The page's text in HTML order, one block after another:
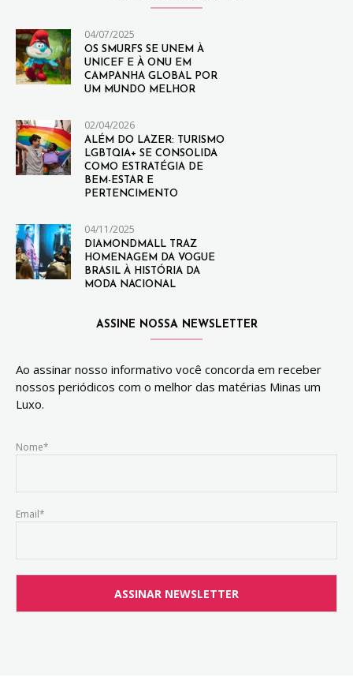
04/07/2025
OS SMURFS SE UNEM À
UNICEF E À ONU EM
CAMPANHA GLOBAL POR
UM MUNDO MELHOR
02/04/2026
ALÉM DO LAZER: TURISMO
LGBTQIA+ SE CONSOLIDA
COMO ESTRATÉGIA DE
BEM-ESTAR E
PERTENCIMENTO
04/11/2025
DIAMONDMALL TRAZ
HOMENAGEM DA VOGUE
BRASIL À HISTÓRIA DA
MODA NACIONAL
ASSINE NOSSA NEWSLETTER
Ao assinar nosso informativo você concorda em receber
nossos periódicos com o melhor das matérias Minas um
Luxo.
Nome*
Email*